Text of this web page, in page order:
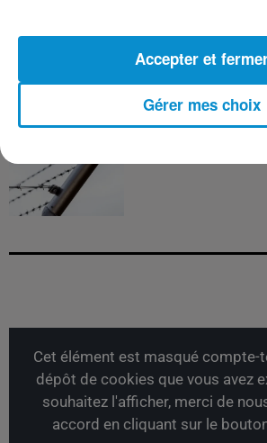
3 août 2026
Après le drame de
Cet élément est masqué compte-
dépôt de cookies que vous avez
souhaitez l'afficher, merci de
accord en cliquant sur le
Gérer mes choix
Accepter et